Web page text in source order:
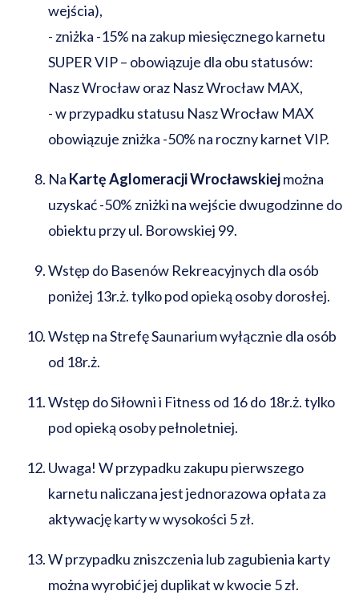
wejścia),
- zniżka -15% na zakup miesięcznego karnetu
SUPER VIP – obowiązuje dla obu statusów:
Nasz Wrocław oraz Nasz Wrocław MAX,
-w przypadku statusu Nasz Wrocław MAX
obowiązuje zniżka -50% na roczny karnet VIP.
Na Kartę Aglomeracji Wrocławskiejmożna
uzyskać -50% zniżki na wejście dwugodzinne do
obiektu przy ul. Borowskiej 99.
Wstęp do Basenów Rekreacyjnych dla osób
poniżej 13r.ż. tylko pod opieką osoby dorosłej.
Wstęp na Strefę Saunarium wyłącznie dla osób
od 18r.ż.
Wstęp do Siłowni i Fitness od 16 do 18r.ż. tylko
pod opieką osoby pełnoletniej.
Uwaga! W przypadku zakupu pierwszego
karnetu naliczana jest jednorazowa opłata za
aktywację karty w wysokości 5 zł.
W przypadku zniszczenia lub zagubienia karty
można wyrobić jej duplikat w kwocie 5 zł.